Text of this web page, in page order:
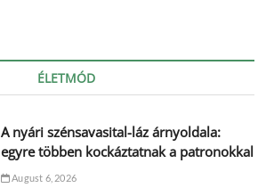
ÉLETMÓD
A nyári szénsavasital-láz árnyoldala:
egyre többen kockáztatnak a patronokkal
August 6, 2026